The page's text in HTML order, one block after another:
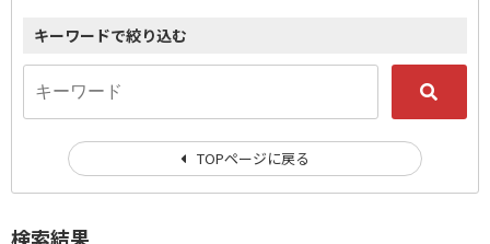
検索結果
キーワードで絞り込む
TOPページに戻る